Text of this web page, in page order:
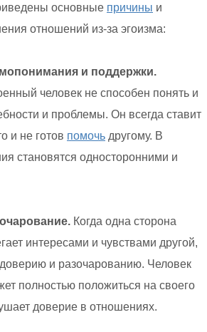
основные причины и
отношений из-за эгоизма:
и поддержки.
человек не способен понять и
и проблемы. Он всегда ставит
и не готов помочь другому. В
становятся односторонними и
Когда одна сторона
интересами и чувствами другой,
и разочарованию. Человек
полностью положиться на своего
доверие в отношениях.